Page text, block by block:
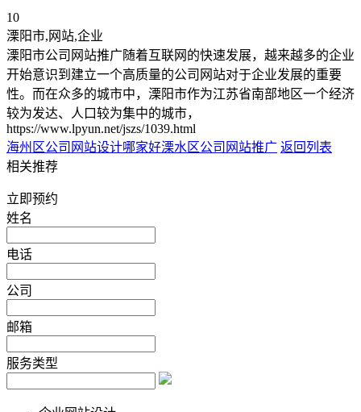
10
溧阳市,网站,企业
溧阳市公司网站推广随着互联网的快速发展，越来越多的企业
开始意识到建立一个高质量的公司网站对于企业发展的重要
性。而在众多的城市中，溧阳市作为江苏省南部地区一个经济
较为发达、人口较为集中的城市，
https://www.lpyun.net/jszs/1039.html
海州区公司网站设计哪家好溧水区公司网站推广 返回列表
相关推荐
立即预约
姓名
电话
公司
邮箱
服务类型